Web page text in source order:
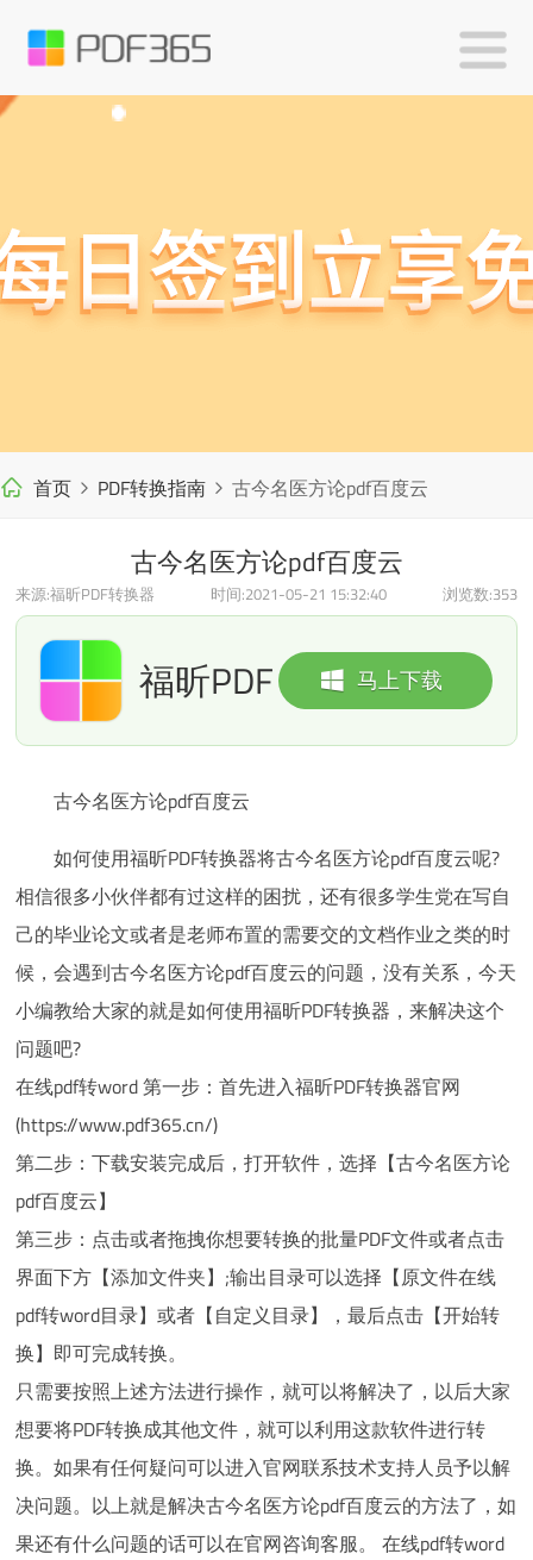
首页 PDF转换指南 古今名医方论pdf百度云
古今名医方论pdf百度云
来源:福昕PDF转换器 时间:2021-05-21 15:32:40 浏览数:353
马上下载
福昕PDF
转换器
古今名医方论pdf百度云
如何使用福昕PDF转换器将古今名医方论pdf百度云呢?
相信很多小伙伴都有过这样的困扰，还有很多学生党在写自
己的毕业论文或者是老师布置的需要交的文档作业之类的时
候，会遇到古今名医方论pdf百度云的问题，没有关系，今天
小编教给大家的就是如何使用福昕PDF转换器，来解决这个
问题吧?
在线pdf转word 第一步：首先进入福昕PDF转换器官网
(https://www.pdf365.cn/)
第二步：下载安装完成后，打开软件，选择【古今名医方论
pdf百度云】
第三步：点击或者拖拽你想要转换的批量PDF文件或者点击
界面下方【添加文件夹】;输出目录可以选择【原文件在线
pdf转word目录】或者【自定义目录】，最后点击【开始转
换】即可完成转换。
只需要按照上述方法进行操作，就可以将解决了，以后大家
想要将PDF转换成其他文件，就可以利用这款软件进行转
换。如果有任何疑问可以进入官网联系技术支持人员予以解
决问题。以上就是解决古今名医方论pdf百度云的方法了，如
果还有什么问题的话可以在官网咨询客服。 在线pdf转word